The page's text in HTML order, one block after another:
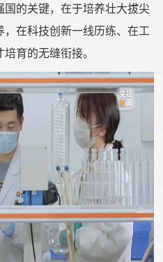
国的关键，在于培养壮大拔尖
在科技创新一线历练、在工
育的无缝衔接。